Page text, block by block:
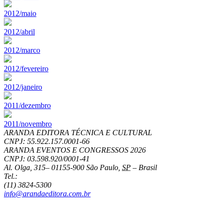
2012/maio
2012/abril
2012/marco
2012/fevereiro
2012/janeiro
2011/dezembro
2011/novembro
ARANDA EDITORA TÉCNICA E CULTURAL
CNPJ: 55.922.157.0001-66
ARANDA EVENTOS E CONGRESSOS 2026
CNPJ: 03.598.920/0001-41
Al. Olga, 315– 01155-900 São Paulo SP – Brasil
Tel.:
(11) 3824-5300
info@arandaeditora.com.br